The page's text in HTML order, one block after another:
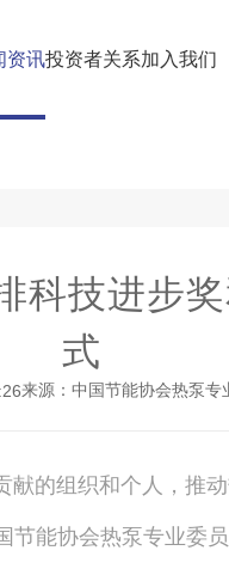
资讯投资者关系加入我们
科技进步
式
来源：中国节能协会热泵专
的组织和个人，推
能协会热泵专业委